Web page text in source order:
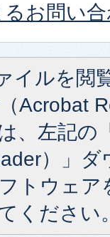
お問い
イルを閲
Acrobat
、左記の
）」
トウェア
ください